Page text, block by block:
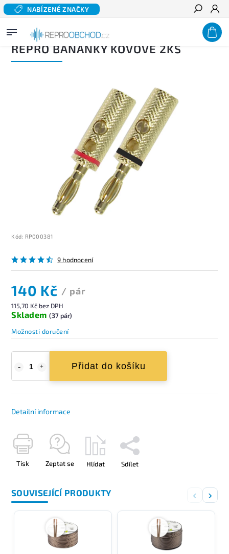
NABÍZENÉ ZNAČKY
Hledat
Domů/ Příslušenství/Konektory a terminály Repro banánky kovové 2ks
REPRO BANÁNKY KOVOVÉ 2KS
Kód: RP000381
9 hodnocení
140 Kč / pár
115,70 Kč bez DPH
Skladem (37 pár)
Možnosti doručení
Přidat do košíku
Detailní informace
Tisk Zeptat se Hlídat Sdílet
SOUVISEJÍCÍ PRODUKTY ‹ ›